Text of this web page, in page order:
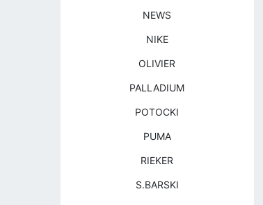
NEWS
NIKE
OLIVIER
PALLADIUM
POTOCKI
PUMA
RIEKER
S.BARSKI